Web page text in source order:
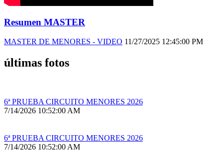
Resumen MASTER
MASTER DE MENORES - VIDEO 11/27/2025 12:45:00 PM
últimas fotos
6ª PRUEBA CIRCUITO MENORES 2026
7/14/2026 10:52:00 AM
6ª PRUEBA CIRCUITO MENORES 2026
7/14/2026 10:52:00 AM